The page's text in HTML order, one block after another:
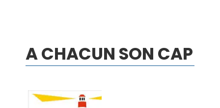
A CHACUN SON CAP